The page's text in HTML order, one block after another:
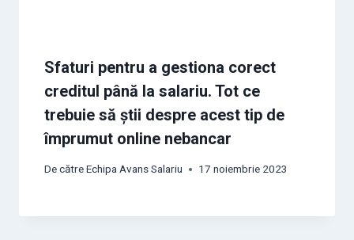
Sfaturi pentru a gestiona corect
creditul până la salariu. Tot ce
trebuie să știi despre acest tip de
împrumut online nebancar
De cătreEchipa Avans Salariu 17 noiembrie 2023